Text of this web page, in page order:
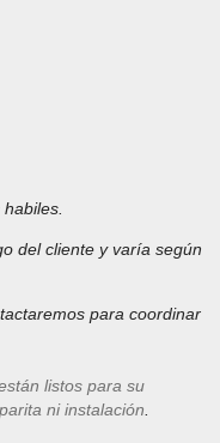
habiles
del cliente y varía según
para coordinar
listos para su
ni instalación